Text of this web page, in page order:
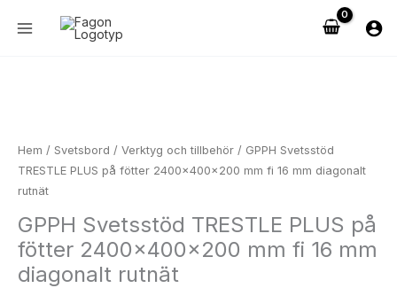
Hem / Svetsbord / Verktyg och tillbehör / GPPH Svetsstöd
TRESTLE PLUS på fötter 2400x400x200 mm fi 16 mm diagonalt
rutnät
GPPH Svetsstöd TRESTLE PLUS på
fötter 2400x400x200 mm fi 16 mm
diagonalt rutnät
PLUS
på
fötter
mm
fi
16
på
fötter
diagonalt